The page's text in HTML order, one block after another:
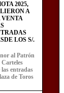
2025,
A
VENTA
LOS S/.
al Patrón
las entradas
de Toros